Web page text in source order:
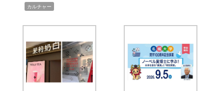
カルチャー